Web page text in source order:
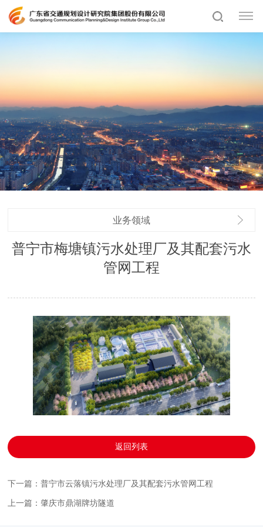
业务领域
普宁市梅塘镇污水处理厂及其配套污水
管网工程
返回列表
下一篇：普宁市云落镇污水处理厂及其配套污水管网工程
上一篇：肇庆市鼎湖牌坊隧道